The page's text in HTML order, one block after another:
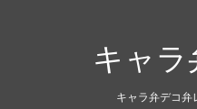
キャ
キャラ弁デコ弁